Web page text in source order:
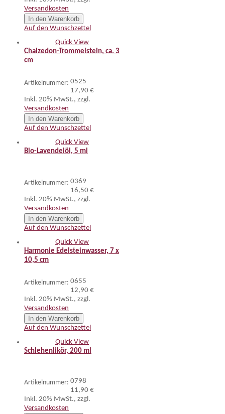
Versandkosten
In den Warenkorb
Auf den Wunschzettel
Quick View
Chalzedon-Trommelstein, ca. 3
cm
Artikelnummer: 0525
17,90 €
Inkl. 20% MwSt., zzgl.
Versandkosten
In den Warenkorb
Auf den Wunschzettel
Quick View
Bio-Lavendelöl, 5 ml
Artikelnummer: 0369
16,50 €
Inkl. 20% MwSt., zzgl.
Versandkosten
In den Warenkorb
Auf den Wunschzettel
Quick View
Harmonie Edelsteinwasser, 7 x
10,5 cm
Artikelnummer: 0655
12,90 €
Inkl. 20% MwSt., zzgl.
Versandkosten
In den Warenkorb
Auf den Wunschzettel
Quick View
Schlehenlikör, 200 ml
Artikelnummer: 0798
11,90 €
Inkl. 20% MwSt., zzgl.
Versandkosten